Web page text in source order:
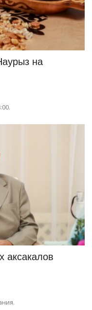
на
аксакалов